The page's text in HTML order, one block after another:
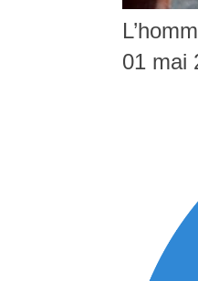
01 mai